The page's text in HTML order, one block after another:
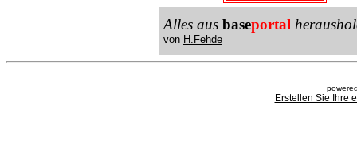
Alles aus baseportal
von H.Fehde
Erstellen Sie Ihre